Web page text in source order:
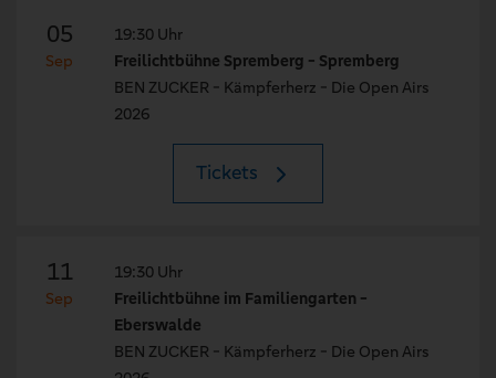
05
Sep
19:30 Uhr
Freilichtbühne Spremberg - Spremberg
BEN ZUCKER - Kämpferherz - Die Open Airs
2026
Tickets
11
Sep
19:30 Uhr
Freilichtbühne im Familiengarten -
Eberswalde
BEN ZUCKER - Kämpferherz - Die Open Airs